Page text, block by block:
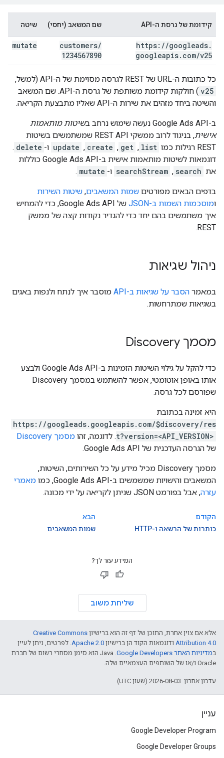
קידומת של גרסת ה-API שם המשאב (יחסי) שיטה
https: //googleads.
googleapis. com/v25
customers/
1234567890
mutate
כל כתובות ה-URL של REST לגרסה מסוימת של ה-API (למשל,
v25
) חולקות קידומת משותפת של גרסת ה-API. שם המשאב
והשיטה ביחד מזהים את שירות ה-API שאליו מתבצעת הקריאה.
ב-Google Ads API נעשה שימוש נרחב ב
שיטות מותאמות
אישית
, בניגוד לרוב ממשקי REST API שמשתמשים בשיטות
REST רגילות כמו
list
,‏
get
,‏
create
,‏
update ו- delete
.
דוגמאות לשיטות מותאמות אישית ב-Google Ads API כוללות
את search
,‏
searchStream ו- mutate
.
בדפים הבאים מפורטים שמות המשאבים, שיטות השירות
ומוסכמות השמות ב-JSON
של Google Ads API, כדי להמחיש
איך משתמשים בהם יחד כדי להגדיר נקודות קצה של ממשק
REST.
ניהול שגיאות
במאמר הסבר על שגיאות ב-API
מוסבר איך לנתח ולנפות באגים
בשגיאות שמתרחשות.
מסמך Discovery
כדי להקל על גילוי השיטות הזמינות ב-Google Ads API ולבצע
אותו באופן אוטומטי, אפשר להשתמש במסמך Discovery
שפורסם לכל גרסה.
היא זמינה בכתובת
https://googleads.googleapis.com/$discovery/res
t?version=<API_VERSION>. לדוגמה, זהו מסמך Discovery
של הגרסה העדכנית של Google Ads API.
מסמך Discovery מכיל מידע על כל השירותים, השיטות,
המשאבים והישויות שמשמשים ב-Google Ads API, כמו
מאמרי
עזרה, אבל בפורמט JSON שניתן לקריאה על ידי מכונה.
הקודם
כותרות של הרשאה ו-HTTP
הבא
שמות המשאבים
המידע עזר לך?
שליחת משוב
אלא אם צוין אחרת, התוכן של דף זה הוא ברישיון Creative Commons
Attribution 4.0 ודוגמאות הקוד הן ברישיון Apache 2.0. לפרטים, ניתן לעיין
במדיניות האתר Google Developers‏
.‏ Java הוא סימן מסחרי רשום של חברת
Oracle ו/או של השותפים העצמאיים שלה.
עדכון אחרון: 2026-08-03 (שעון UTC).
עניין
Google Developer Program
Google Developer Groups